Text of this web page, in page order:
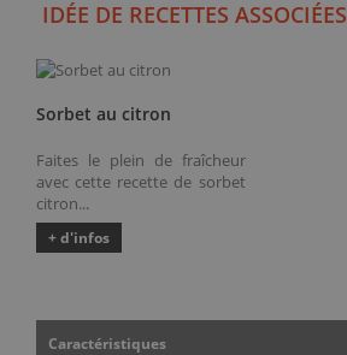
IDÉE DE RECETTES ASSOCIÉES
Sorbet au citron
Faites le plein de fraîcheur
avec cette recette de sorbet
citron...
+ d'infos
Caractéristiques